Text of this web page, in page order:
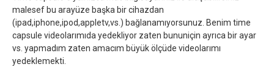
malesef bu arayüze başka bir cihazdan
(ipad,iphone,ipod,appletv,vs.) bağlanamıyorsunuz. Benim time
capsule videolarımıda yedekliyor zaten bununiçin ayrıca bir ayar
vs. yapmadım zaten amacım büyük ölçüde videolarımı
yedeklemekti.